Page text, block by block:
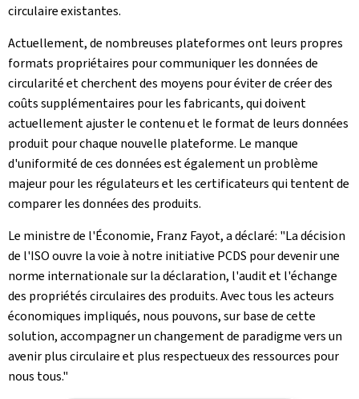
circulaire existantes.
Actuellement, de nombreuses plateformes ont leurs propres
formats propriétaires pour communiquer les données de
circularité et cherchent des moyens pour éviter de créer des
coûts supplémentaires pour les fabricants, qui doivent
actuellement ajuster le contenu et le format de leurs données
produit pour chaque nouvelle plateforme. Le manque
d'uniformité de ces données est également un problème
majeur pour les régulateurs et les certificateurs qui tentent de
comparer les données des produits.
Le ministre de l'Économie, Franz Fayot, a déclaré: "La décision
de l'ISO ouvre la voie à notre initiative PCDS pour devenir une
norme internationale sur la déclaration, l'audit et l'échange
des propriétés circulaires des produits. Avec tous les acteurs
économiques impliqués, nous pouvons, sur base de cette
solution, accompagner un changement de paradigme vers un
avenir plus circulaire et plus respectueux des ressources pour
nous tous."